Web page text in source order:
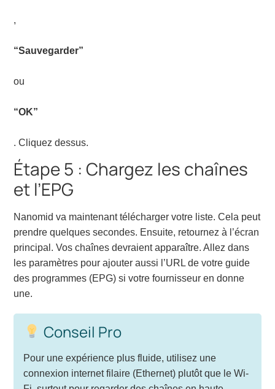
,
“Sauvegarder”
ou
“OK”
. Cliquez dessus.
Étape 5 : Chargez les chaînes
et l’EPG
Nanomid va maintenant télécharger votre liste. Cela peut
prendre quelques secondes. Ensuite, retournez à l’écran
principal. Vos chaînes devraient apparaître. Allez dans
les paramètres pour ajouter aussi l’URL de votre guide
des programmes (EPG) si votre fournisseur en donne
une.
Conseil Pro
Pour une expérience plus fluide, utilisez une
connexion internet filaire (Ethernet) plutôt que le Wi-